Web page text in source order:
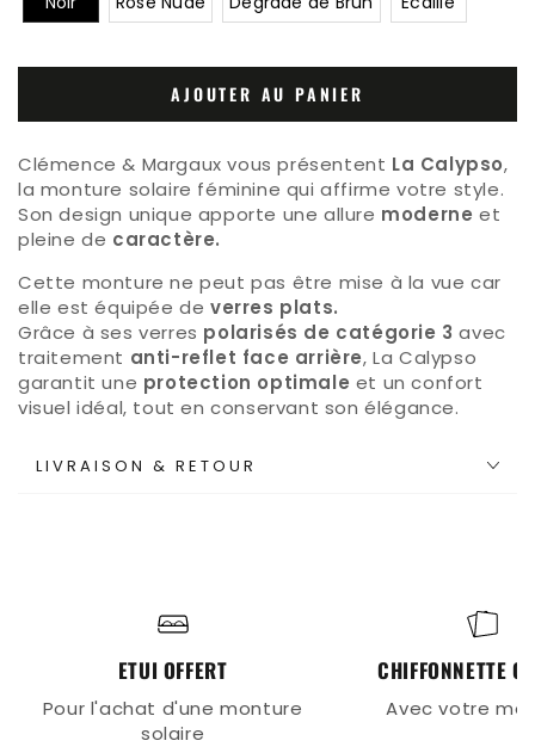
AJOUTER AU PANIER
Clémence & Margaux vous présentent La Calypso,
la monture solaire féminine qui affirme votre style.
Son design unique apporte une allure moderne et
pleine de caractère.
Cette monture ne peut pas être mise à la vue car
elle est équipée de verres plats.
Grâce à ses verres polarisés de catégorie 3 avec
traitement anti-reflet face arrière, La Calypso
garantit une protection optimale et un confort
visuel idéal, tout en conservant son élégance.
LIVRAISON & RETOUR
ETUI OFFERT
Pour l'achat d'une monture
solaire
CHIFFONNETTE
Avec votre